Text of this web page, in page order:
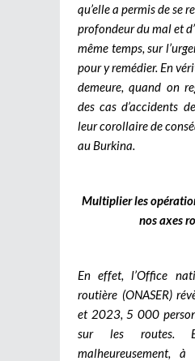
qu’elle a permis de se
profondeur du mal et
même temps, sur
pour y remédier. En
demeure, quand on
des cas d’accidents
leur corollaire de
au Burkina.
Multiplier les
nos axes
En effet, l’Office
routière (ONASER)
et 2023, 5 000
sur les routes.
malheureusement,